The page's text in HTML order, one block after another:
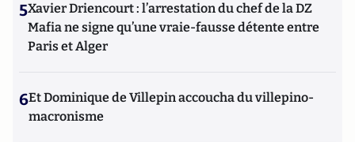
5Xavier Driencourt : l’arrestation du chef de la DZ
Mafia ne signe qu’une vraie-fausse détente entre
Paris et Alger
6Et Dominique de Villepin accoucha du villepino-
macronisme